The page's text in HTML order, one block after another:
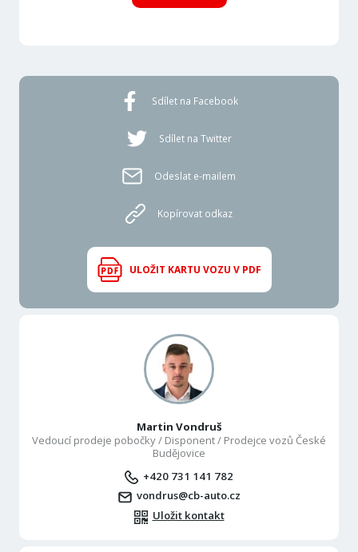
Sdílet na Facebook
Sdílet na Twitter
Odeslat e-mailem
Kopírovat odkaz
ULOŽIT KARTU VOZU V PDF
Martin Vondruš
Vedoucí prodeje pobočky / Disponent / Prodejce vozů České
Budějovice
+420 731 141 782
vondrus@cb-auto.cz
Uložit kontakt